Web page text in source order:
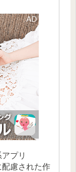
プリ
慮された作